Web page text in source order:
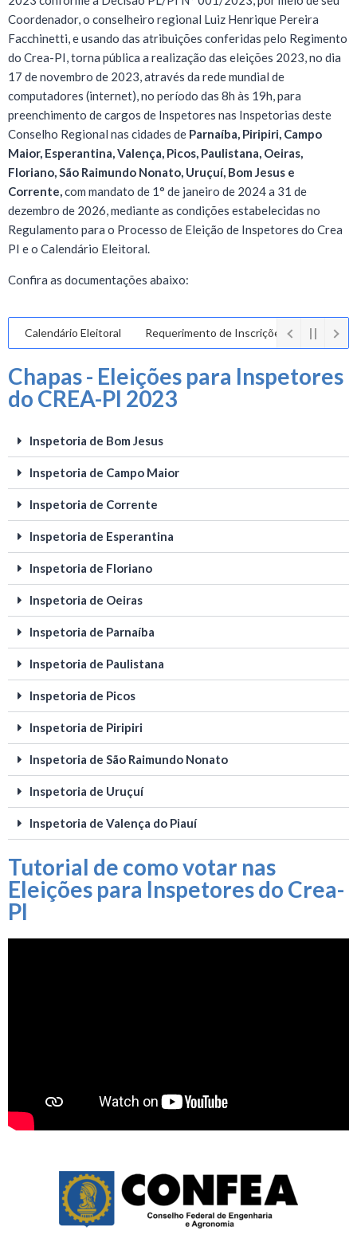
Coordenador, o conselheiro regional Luiz Henrique Pereira
Facchinetti, e usando das atribuições conferidas pelo Regimento
do Crea-PI, torna pública a realização das eleições 2023, no dia
17 de novembro de 2023, através da rede mundial de
computadores (internet), no período das 8h às 19h, para
preenchimento de cargos de Inspetores nas Inspetorias deste
Conselho Regional nas cidades de Parnaíba, Piripiri, Campo
Maior, Esperantina, Valença, Picos, Paulistana, Oeiras,
Floriano, São Raimundo Nonato, Uruçuí, Bom Jesus e
Corrente,com mandato de 1° de janeiro de 2024 a 31 de
dezembro de 2026, mediante as condições estabelecidas no
Regulamento para o Processo de Eleição de Inspetores do Crea
PI e o Calendário Eleitoral.
Confira as documentações abaixo:
Calendário Eleitoral Requerimento de Inscrições de Candidatos
Chapas - Eleições para Inspetores
do CREA-PI 2023
Inspetoria de Bom Jesus
Inspetoria de Campo Maior
Inspetoria de Corrente
Inspetoria de Esperantina
Inspetoria de Floriano
Inspetoria de Oeiras
Inspetoria de Parnaíba
Inspetoria de Paulistana
Inspetoria de Picos
Inspetoria de Piripiri
Inspetoria de São Raimundo Nonato
Inspetoria de Uruçuí
Inspetoria de Valença do Piauí
Tutorial de como votar nas
Eleições para Inspetores do Crea-
PI